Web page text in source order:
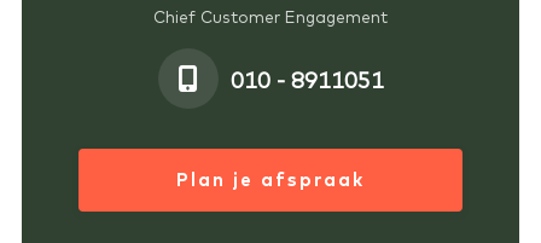
Chief Customer Engagement
010 - 8911051
Plan je afspraak